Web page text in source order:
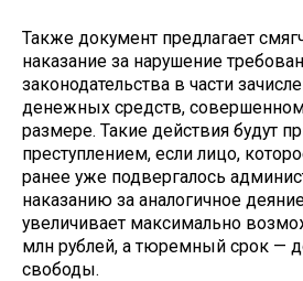
Также документ предлагает
наказание за нарушение
законодательства в части
денежных средств,
размере. Такие действия будут
преступлением, если лицо,
ранее уже подвергалось
наказанию за аналогичное
увеличивает максимально
млн рублей, а тюремный срок —
свободы.